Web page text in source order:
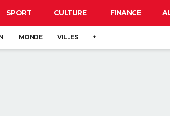
SPORT CULTURE FINANCE
MONDE VILLES +